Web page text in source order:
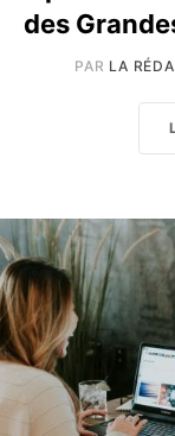
des
PAR LA